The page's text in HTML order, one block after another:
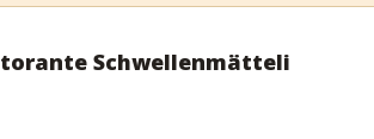
Schwellenmätteli